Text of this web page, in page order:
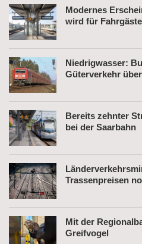
Modernes
wird für
Niedrigwasser:
Güterverkehr
Bereits zehnter
bei der Saarbahn
Trassenpreisen
Mit der
Greifvogel